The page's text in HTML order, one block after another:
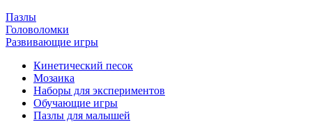
Пазлы
Головоломки
Развивающие игры
Кинетический песок
Мозаика
Наборы для экспериментов
Обучающие игры
Пазлы для малышей